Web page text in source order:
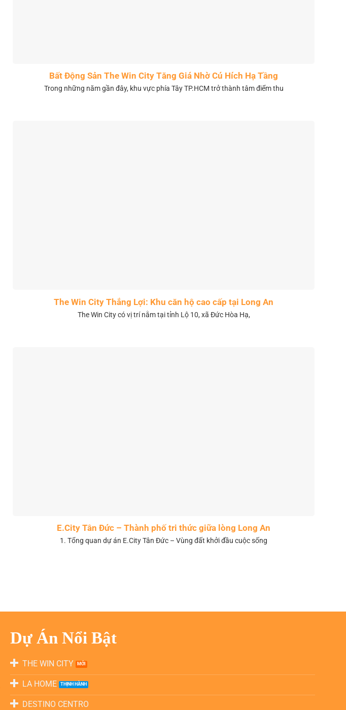
Bất Động Sản The Win City Tăng Giá Nhờ Cú Hích Hạ Tầng
Trong những năm gần đây, khu vực phía Tây TP.HCM trở thành tâm điểm thu
The Win City Thắng Lợi: Khu căn hộ cao cấp tại Long An
The Win City có vị trí nằm tại tỉnh Lộ 10, xã Đức Hòa Hạ,
E.City Tân Đức – Thành phố tri thức giữa lòng Long An
1. Tổng quan dự án E.City Tân Đức – Vùng đất khởi đầu cuộc sống
Dự Án Nổi Bật
THE WIN CITY
LA HOME
DESTINO CENTRO